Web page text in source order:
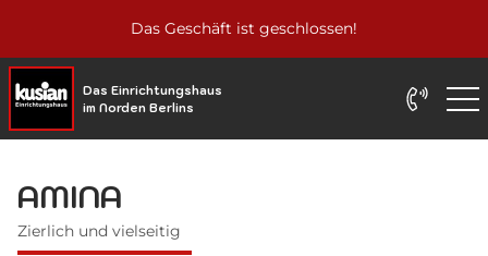
Das Geschäft ist geschlossen!
Das Einrichtungshaus
im Norden Berlins
AMINA
Zierlich und vielseitig